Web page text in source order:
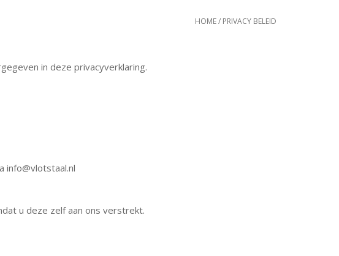
HOME/ PRIVACY BELEID
in deze privacyverklaring.
info@vlotstaal.nl
u deze zelf aan ons verstrekt.